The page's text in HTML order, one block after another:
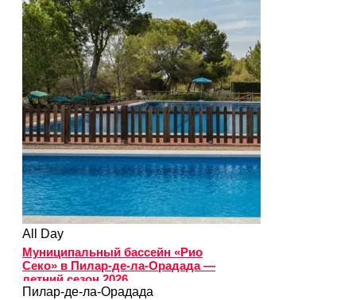
All Day
Муниципальный бассейн «Рио
Секо» в Пилар-де-ла-Орадада —
летний сезон 2026
Пилар-де-ла-Орадада